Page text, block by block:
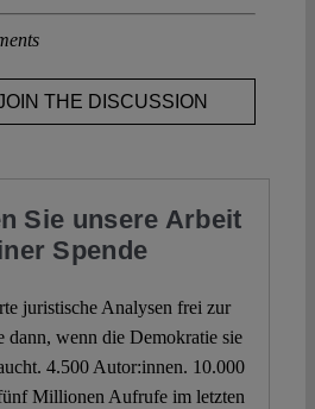
THE DISCUSSION
Sie unsere Arbeit
Spende
juristische Analysen frei zur
dann, wenn die Demokratie sie
4.500 Autor:innen. 10.000
Millionen Aufrufe im letzten